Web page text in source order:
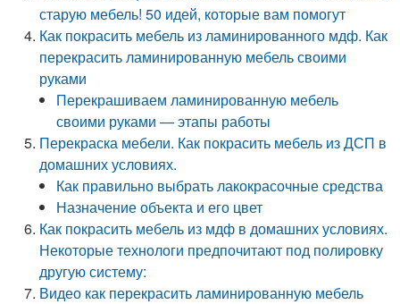
старую мебель! 50 идей, которые вам помогут
Как покрасить мебель из ламинированного мдф. Как
перекрасить ламинированную мебель своими
руками
Перекрашиваем ламинированную мебель
своими руками — этапы работы
Перекраска мебели. Как покрасить мебель из ДСП в
домашних условиях.
Как правильно выбрать лакокрасочные средства
Назначение объекта и его цвет
Как покрасить мебель из мдф в домашних условиях.
Некоторые технологи предпочитают под полировку
другую систему:
Видео как перекрасить ламинированную мебель